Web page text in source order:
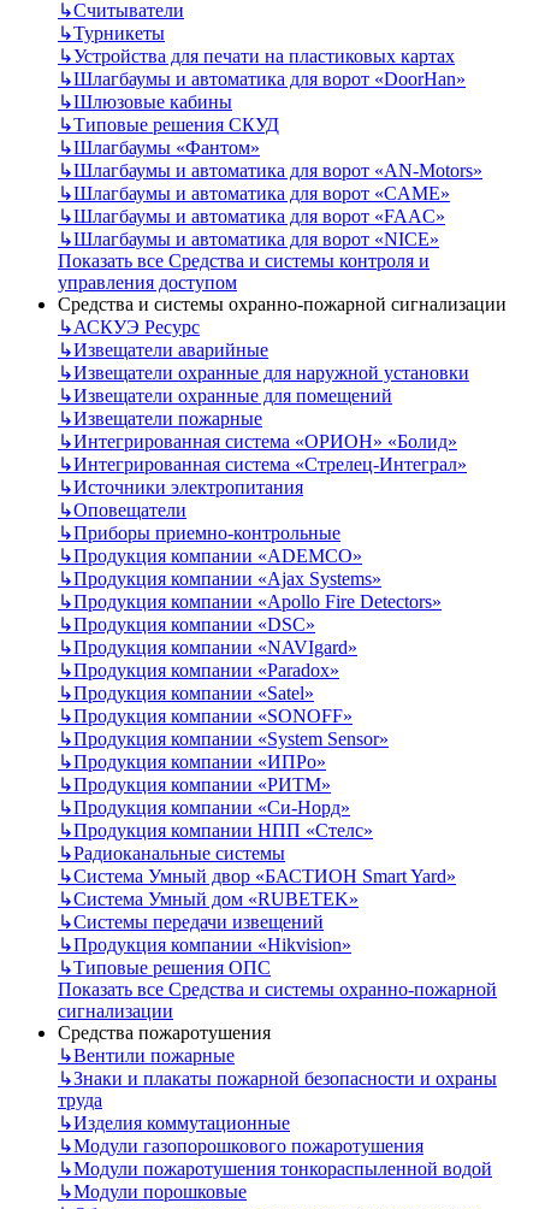
↳Считыватели
↳Турникеты
↳Устройства для печати на пластиковых картах
↳Шлагбаумы и автоматика для ворот «DoorHan»
↳Шлюзовые кабины
↳Типовые решения СКУД
↳Шлагбаумы «Фантом»
↳Шлагбаумы и автоматика для ворот «AN-Motors»
↳Шлагбаумы и автоматика для ворот «CAME»
↳Шлагбаумы и автоматика для ворот «FAAC»
↳Шлагбаумы и автоматика для ворот «NICE»
Показать все Средства и системы контроля и
управления доступом
Средства и системы охранно-пожарной сигнализации
↳АСКУЭ Ресурс
↳Извещатели аварийные
↳Извещатели охранные для наружной установки
↳Извещатели охранные для помещений
↳Извещатели пожарные
↳Интегрированная система «ОРИОН» «Болид»
↳Интегрированная система «Стрелец-Интеграл»
↳Источники электропитания
↳Оповещатели
↳Приборы приемно-контрольные
↳Продукция компании «ADEMCO»
↳Продукция компании «Ajax Systems»
↳Продукция компании «Apollo Fire Detectors»
↳Продукция компании «DSC»
↳Продукция компании «NAVIgard»
↳Продукция компании «Paradox»
↳Продукция компании «Satel»
↳Продукция компании «SONOFF»
↳Продукция компании «System Sensor»
↳Продукция компании «ИПРо»
↳Продукция компании «РИТМ»
↳Продукция компании «Си-Норд»
↳Продукция компании НПП «Стелс»
↳Радиоканальные системы
↳Система Умный двор «БАСТИОН Smart Yard»
↳Система Умный дом «RUBETEK»
↳Системы передачи извещений
↳Продукция компании «Hikvision»
↳Типовые решения ОПС
Показать все Средства и системы охранно-пожарной
сигнализации
Средства пожаротушения
↳Вентили пожарные
↳Знаки и плакаты пожарной безопасности и охраны
труда
↳Изделия коммутационные
↳Модули газопорошкового пожаротушения
↳Модули пожаротушения тонкораспыленной водой
↳Модули порошковые